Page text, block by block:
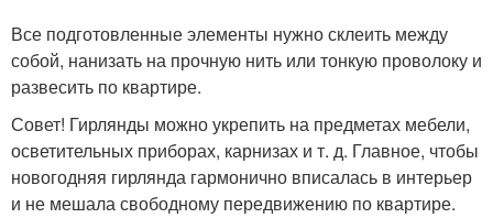
Все подготовленные элементы нужно склеить между
собой, нанизать на прочную нить или тонкую проволоку и
развесить по квартире.
Совет! Гирлянды можно укрепить на предметах мебели,
осветительных приборах, карнизах и т. д. Главное, чтобы
новогодняя гирлянда гармонично вписалась в интерьер
и не мешала свободному передвижению по квартире.